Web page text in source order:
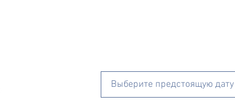
Выберите предстоящую дату